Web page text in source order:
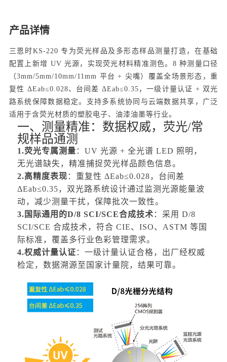
产品详情
三恩时KS-220 专为荧光样品及多形态样品测量打造，在基础
配置上新增 UV 光源，实现荧光材料精准测色。8 种测量口径
（3mm/5mm/10mm/11mm 平台 + 尖嘴）覆盖全场景形态，重
复性 ΔEab≤0.028、台间差 ΔEab≤0.35，一级计量认证 + 双光
路系统保障数据稳定。支持多系统协同与云端数据共享，广泛
适用于含荧光材质的塑胶电子、油漆油墨等行业。
一、测量精准：数据权威，荧光/常
规样品通测
1.荧光专属测量 ：UV 光源 + 全光谱 LED 照明，
无光谱缺失，精准捕捉荧光样品颜色信息。
2.高精度表现 ：重复性 ΔEab≤0.028，台间差
ΔEab≤0.35，双光路系统设计通过监测光源能量波
动，减少测量干扰，保障批次一致性。
3.国际通用的D/8 SCI/SCE合成技术 ：采用 D/8
SCI/SCE 合成技术，符合 CIE、ISO、ASTM 等国
际标准，覆盖多行业色彩管理需求。
4.权威计量认证 ：一级计量认证合格，出厂经权威
检定，数据溯源至国家计量院，结果可靠。